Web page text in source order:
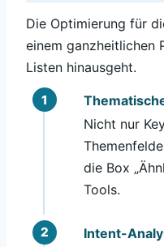
Die Optimierung für
einem ganzheitlichen
Listen hinausgeht.
Nicht nur
die Box
Tools.
Intent-